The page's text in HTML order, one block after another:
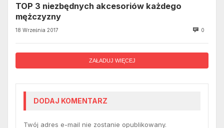
TOP 3 niezbędnych akcesoriów każdego
mężczyzny
18 Września 2017 0
ZAŁADUJ WIĘCEJ
DODAJ KOMENTARZ
Twój adres e-mail nie zostanie opublikowany.